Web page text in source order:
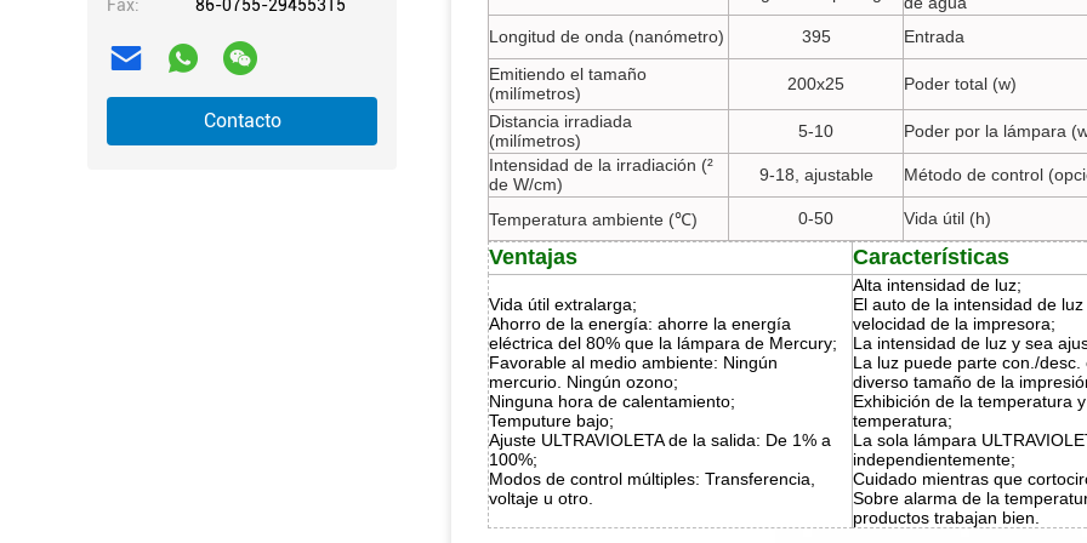
Fax: 86-0755-29455315
Contacto
Longitud de onda (nanómetro)
395
Entrada
Emitiendo el tamaño
(milímetros)
200x25
Poder total (w)
Distancia irradiada
(milímetros)
5-10
Poder por la lámpara
Intensidad de la irradiación (²
de W/cm)
9-18, ajustable Método de control
Temperatura ambiente (℃) 0-50 Vida útil (h)
Ventajas Características
Vida útil extralarga;
Ahorro de la energía: ahorre la energía
eléctrica del 80% que la lámpara de Mercury;
Favorable al medio ambiente: Ningún
mercurio. Ningún ozono;
Ninguna hora de calentamiento;
Temputure bajo;
Ajuste ULTRAVIOLETA de la salida: De 1% a
100%;
Modos de control múltiples: Transferencia,
voltaje u otro.
Alta intensidad de luz;
El auto de la intensidad de
velocidad de la impresora;
La intensidad de luz y sea
La luz puede parte con./
diverso tamaño de la
Exhibición de la temperatura
temperatura;
La sola lámpara
independientemente;
Cuidado mientras que
Sobre alarma de la
productos trabajan bien.